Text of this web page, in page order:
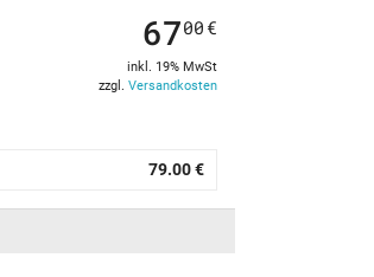
6700 €
inkl. 19% MwSt
zzgl. Versandkosten
79.00 €